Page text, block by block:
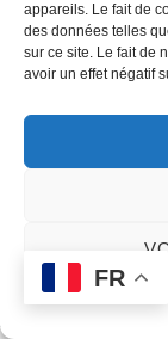
appareils. Le fait de
des données telles
sur ce site. Le fait de
avoir un effet négatif
Copyright
FR